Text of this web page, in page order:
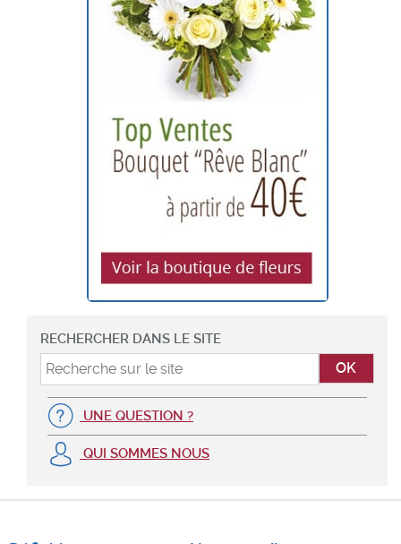
RECHERCHER DANS LE SITE
UNE QUESTION ?
QUI SOMMES NOUS